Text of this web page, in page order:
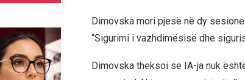
Dimovska mori pjesë në dy
“Sigurimi i vazhdimësisë dhe
Dimovska theksoi se IA-ja nuk